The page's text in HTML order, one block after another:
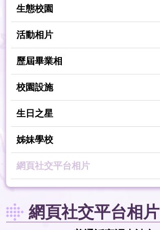
生態校園
活動相片
歷屆畢業相
校園設施
生日之星
姊妹學校
網頁社交平台相片
網頁社交平台相片